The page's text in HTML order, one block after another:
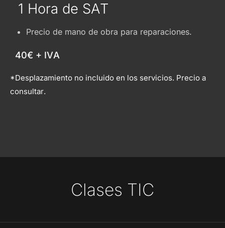
1 Hora de SAT
Precio de mano de obra para reparaciones.
40€ + IVA
*Desplazamiento no incluido en los servicios. Precio a
consultar.
Clases TIC